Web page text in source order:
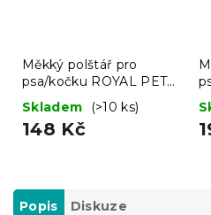
Měkký polštář pro
psa/kočku ROYAL PET
75x60 cm, černý
Skladem (>10 ks)
148 Kč
Popis Diskuze